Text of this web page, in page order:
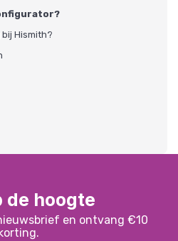
Hismith?
de hoogte
en ontvang €10